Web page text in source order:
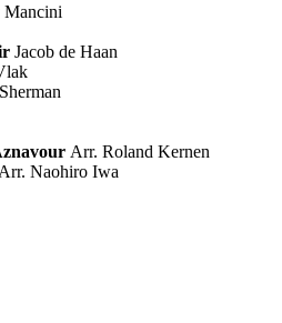
Mancini
Jacob de Haan
Arr. Roland Kernen
Arr. Naohiro Iwa